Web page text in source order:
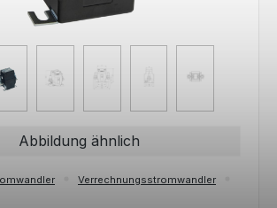
Abbildung ähnlich
Verrechnungsstromwandler